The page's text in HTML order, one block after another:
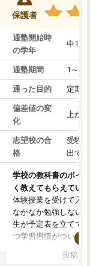
保護者
通塾開始時
の学年
中1
通塾期間 1～3ヵ月
通った目的 定期テス
偏差値の変
化
上がった
志望校の合
格
受験して
出ていな
学校の教科書のポイント
く教えてもらえている
体験授業を受けて入塾し
なかなか勉強しない息子
生が予定表を立ててくれ
つ学習習慣がついてきま
指導が無い日も予定表
投稿日：